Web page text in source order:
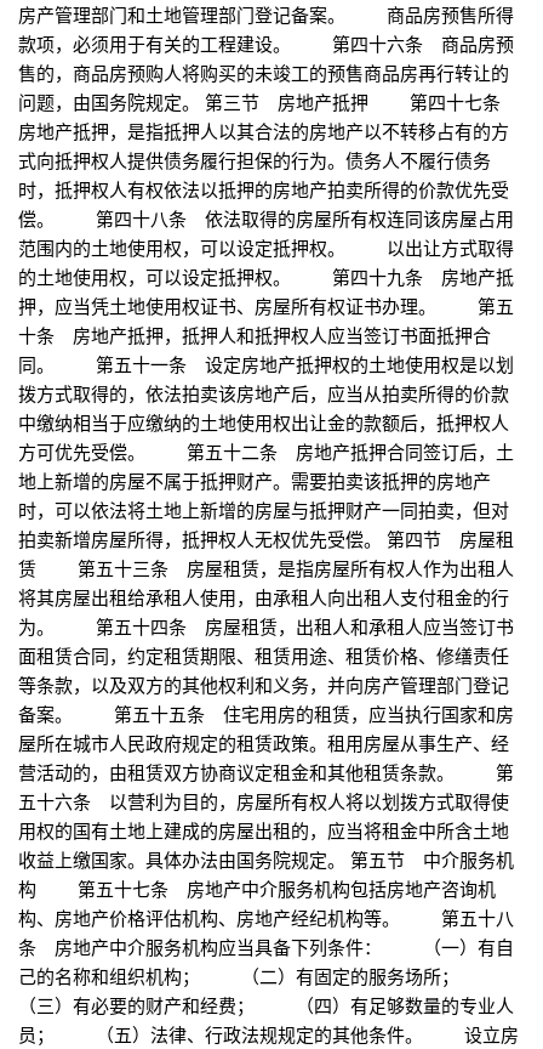
房产管理部门和土地管理部门登记备案。 商品房预售所得
款项，必须用于有关的工程建设。 第四十六条 商品房预
售的，商品房预购人将购买的未竣工的预售商品房再行转让的
问题，由国务院规定。 第三节 房地产抵押 第四十七条
房地产抵押，是指抵押人以其合法的房地产以不转移占有的方
式向抵押权人提供债务履行担保的行为。债务人不履行债务
时，抵押权人有权依法以抵押的房地产拍卖所得的价款优先受
偿。 第四十八条 依法取得的房屋所有权连同该房屋占用
范围内的土地使用权，可以设定抵押权。 以出让方式取得
的土地使用权，可以设定抵押权。 第四十九条 房地产抵
押，应当凭土地使用权证书、房屋所有权证书办理。 第五
十条 房地产抵押，抵押人和抵押权人应当签订书面抵押合
同。 第五十一条 设定房地产抵押权的土地使用权是以划
拨方式取得的，依法拍卖该房地产后，应当从拍卖所得的价款
中缴纳相当于应缴纳的土地使用权出让金的款额后，抵押权人
方可优先受偿。 第五十二条 房地产抵押合同签订后，土
地上新增的房屋不属于抵押财产。需要拍卖该抵押的房地产
时，可以依法将土地上新增的房屋与抵押财产一同拍卖，但对
拍卖新增房屋所得，抵押权人无权优先受偿。 第四节 房屋租
赁 第五十三条 房屋租赁，是指房屋所有权人作为出租人
将其房屋出租给承租人使用，由承租人向出租人支付租金的行
为。 第五十四条 房屋租赁，出租人和承租人应当签订书
面租赁合同，约定租赁期限、租赁用途、租赁价格、修缮责任
等条款，以及双方的其他权利和义务，并向房产管理部门登记
备案。 第五十五条 住宅用房的租赁，应当执行国家和房
屋所在城市人民政府规定的租赁政策。租用房屋从事生产、经
营活动的，由租赁双方协商议定租金和其他租赁条款。 第
五十六条 以营利为目的，房屋所有权人将以划拨方式取得使
用权的国有土地上建成的房屋出租的，应当将租金中所含土地
收益上缴国家。具体办法由国务院规定。 第五节 中介服务机
构 第五十七条 房地产中介服务机构包括房地产咨询机
构、房地产价格评估机构、房地产经纪机构等。 第五十八
条 房地产中介服务机构应当具备下列条件： （一）有自
己的名称和组织机构； （二）有固定的服务场所；
（三）有必要的财产和经费； （四）有足够数量的专业人
员； （五）法律、行政法规规定的其他条件。 设立房